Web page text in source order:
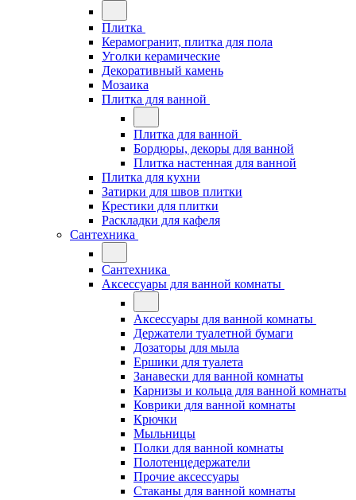
Плитка
Керамогранит, плитка для пола
Уголки керамические
Декоративный камень
Мозаика
Плитка для ванной
Плитка для ванной
Бордюры, декоры для ванной
Плитка настенная для ванной
Плитка для кухни
Затирки для швов плитки
Крестики для плитки
Раскладки для кафеля
Сантехника
Сантехника
Аксессуары для ванной комнаты
Аксессуары для ванной комнаты
Держатели туалетной бумаги
Дозаторы для мыла
Ершики для туалета
Занавески для ванной комнаты
Карнизы и кольца для ванной комнаты
Коврики для ванной комнаты
Крючки
Мыльницы
Полки для ванной комнаты
Полотенцедержатели
Прочие аксессуары
Стаканы для ванной комнаты